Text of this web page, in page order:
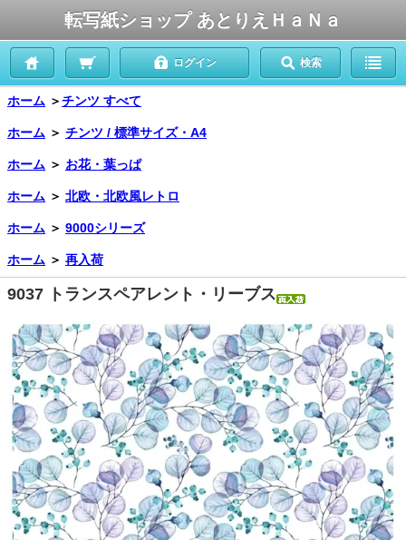
転写紙ショップ あとりえＨａＮａ
ログイン 検索
ホーム ＞チンツ すべて
ホーム ＞ チンツ / 標準サイズ・A4
ホーム ＞ お花・葉っぱ
ホーム ＞ 北欧・北欧風レトロ
ホーム ＞ 9000シリーズ
ホーム ＞ 再入荷
9037 トランスペアレント・リーブス